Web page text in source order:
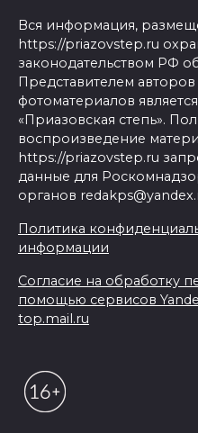
Вся информация,
https://priazovstep.ru
законодательством РФ
Представителем
фотоматериалов
«Приазовская степь».
воспроизведение
https://priazovstep.ru
данные для
органов
Политика
информации
Согласие на обработку
помощью сервисов
top.mail.ru